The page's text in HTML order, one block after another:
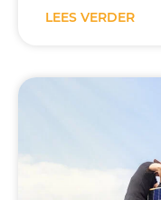
LEES VERDER